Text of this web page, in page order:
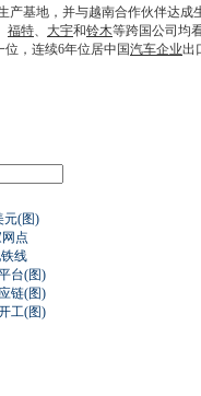
产基地，并与越南合作伙伴达成
福特、 大宇和铃木等跨国公司均
，连续6年位居中国汽车企业出
元(图)
点
线
台(图)
链(图)
工(图)